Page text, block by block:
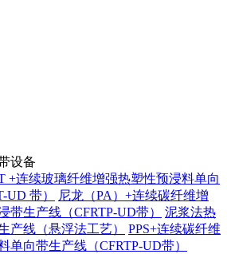
设备
+连续玻璃纤维增强热塑性预浸料单向
UD 带）
尼龙（PA）+连续碳纤维增
带生产线（CFRTP-UD带）
泥浆法热
产线（悬浮法工艺）
PPS+连续碳纤维
单向带生产线（CFRTP-UD带）